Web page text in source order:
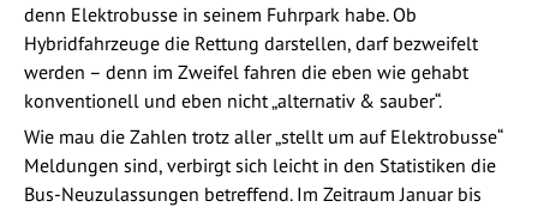
denn Elektrobusse in seinem Fuhrpark habe. Ob
Hybridfahrzeuge die Rettung darstellen, darf bezweifelt
werden – denn im Zweifel fahren die eben wie gehabt
konventionell und eben nicht „alternativ & sauber“.
Wie mau die Zahlen trotz aller „stellt um auf Elektrobusse“
Meldungen sind, verbirgt sich leicht in den Statistiken die
Bus-Neuzulassungen betreffend. Im Zeitraum Januar bis